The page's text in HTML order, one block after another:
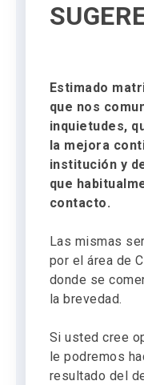
Estimado
que nos
inquietudes,
la mejora
institución y
que
contacto.
Las mismas
por el área de
donde se
la brevedad.
Si usted cree
le podremos
resultado del